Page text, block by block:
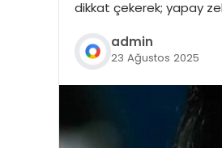
dikkat çekerek; yapay
admin
23 Ağustos 2025